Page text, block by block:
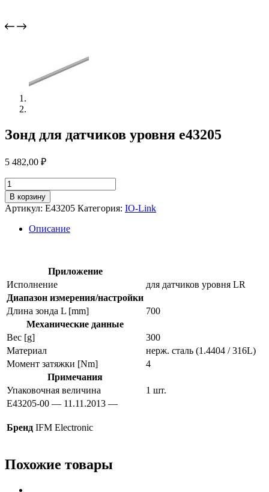
Зонд для датчиков уровня e43205
5 482,00 ₽
Количество
товара
Зонд
для
датчиков
уровня
В корзину
Артикул: E43205 Категория: IO-Link
Описание
Приложение
Исполнение
для датчиков уровня LR
Диапазон измерения/настройки
Длина зонда L [mm]
700
Механические данные
Вес [g]
300
Материал
нерж. сталь (1.4404 / 316L)
Момент затяжки [Nm]
4
Примечания
Упаковочная величина
1 шт.
E43205-00 — 11.11.2013 —
Бренд IFM Electronic
Похожие товары